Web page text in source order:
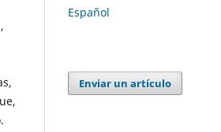
Español
Enviar un artículo